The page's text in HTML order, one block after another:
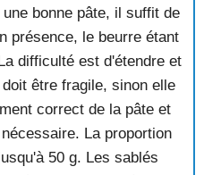
bonne pâte, il suffit de
présence, le beurre étant
difficulté est d'étendre et
être fragile, sinon elle
correct de la pâte et
La proportion
50 g. Les sablés